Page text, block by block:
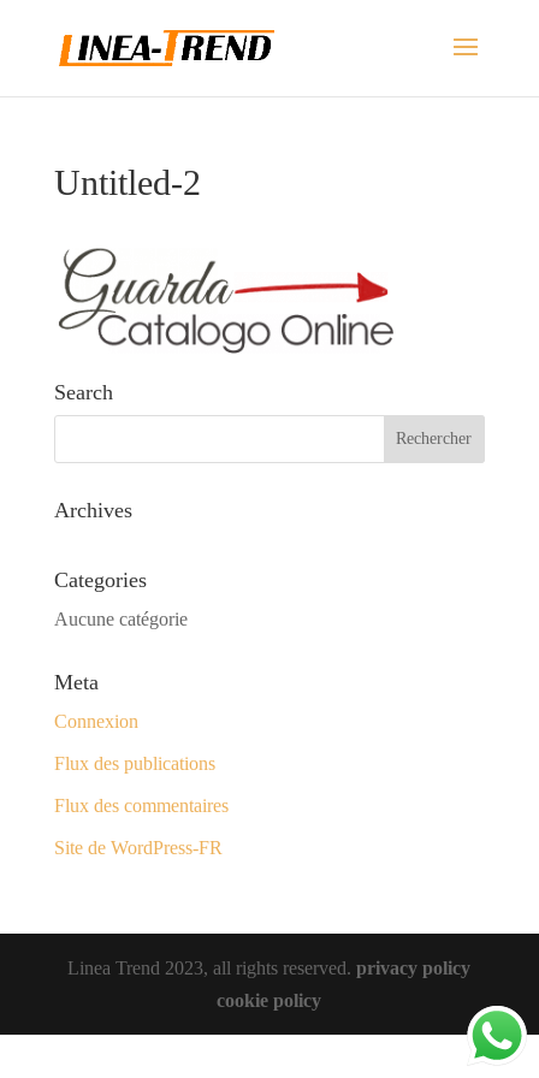
Untitled-2
Search
Archives
Categories
Aucune catégorie
Meta
Connexion
Flux des publications
Flux des commentaires
Site de WordPress-FR
Linea Trend 2023, all rights reserved.privacy policy
cookie policy